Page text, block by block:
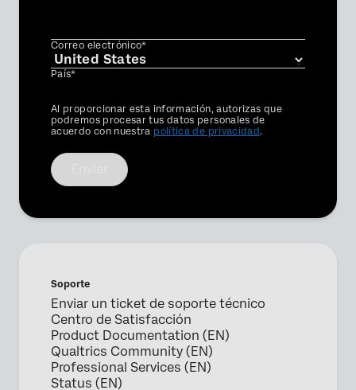
Solicita una demo
Correo electrónico*
País*
Privacy
Optin
Al proporcionar esta información, autorizas que
podremos procesar tus datos personales de
acuerdo con nuestra política de privacidad.
Soporte
Enviar un ticket de soporte técnico
Centro de Satisfacción
Product Documentation (EN)
Qualtrics Community (EN)
Professional Services (EN)
Status (EN)